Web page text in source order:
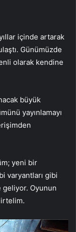
içinde artarak
Günümüzde
olarak kendine
büyük
yayınlamayı
yeni bir
varyantları gibi
Oyunun